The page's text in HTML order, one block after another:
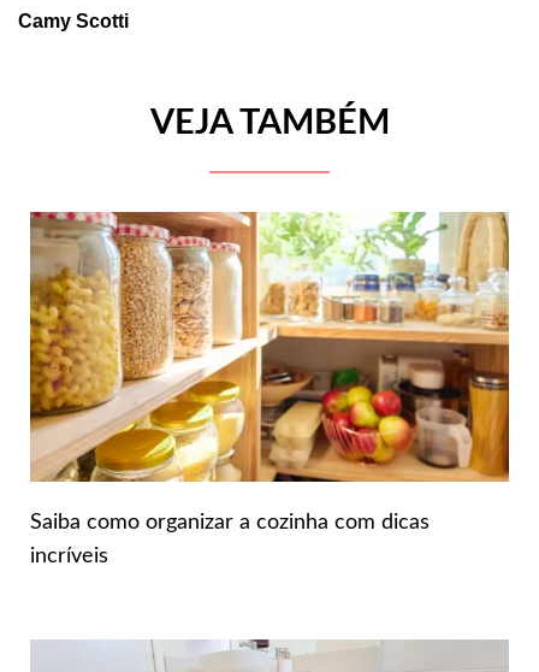
Camy Scotti
VEJA TAMBÉM
Saiba como organizar a cozinha com dicas
incríveis